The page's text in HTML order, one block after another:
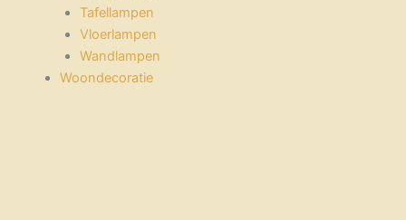
Tafellampen
Vloerlampen
Wandlampen
Woondecoratie